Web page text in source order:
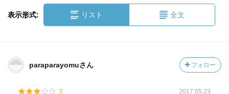
表示形式: リスト 全文
paraparayomuさん フォロー
3 2017.05.23